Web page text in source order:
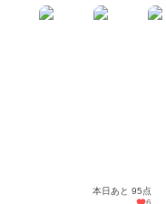
本日あと 95点